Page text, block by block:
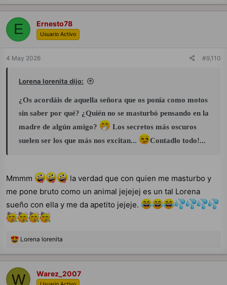
a
c
c
i
s
E Ernesto78
Usuario Activo
4 May 2026 #9,110
Lorena lorenita dijo:
¿Os acordáis de aquella señora que os ponía como motos
sin saber por qué? ¿Quién no se masturbó pensando en la
madre de algún amigo?
Los secretos más oscuros
suelen ser los que más nos excitan...
Contadlo todo!...
Mmmm
la verdad que con quien me masturbo y
me pone bruto como un animal jejejej es un tal Lorena
sueño con ella y me da apetito jejeje.
R
a
c
i
Lorena lorenita
W Warez_2007